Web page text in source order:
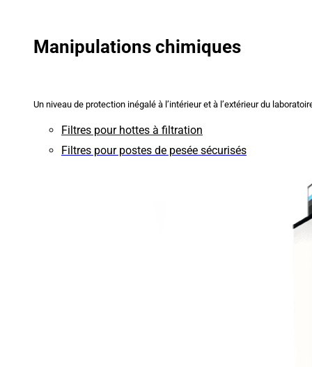
Manipulations chimiques
Un niveau de protection inégalé à l’intérieur et à l’extérieur du
Filtres pour hottes à filtration
Filtres pour postes de pesée sécurisés